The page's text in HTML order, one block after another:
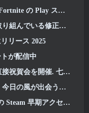
トアへの復帰を記念して
る修正リストを共有
リース 2025
が配信中
の大罪以前: オリジンの起動
う場所から始まります
早期アクセス日が発表